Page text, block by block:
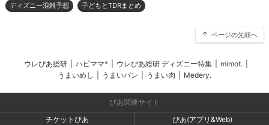
ディズニー混雑予想 子どもとTDRまとめ
ページの先頭へ
ウレぴあ総研 ハピママ* ウレぴあ総研 ディズニー特集 mimot.
うまいめし
うまいパン うまい肉 Medery.
ぴあ関連サイト
チケットぴあ
ぴあ(アプリ&Web)